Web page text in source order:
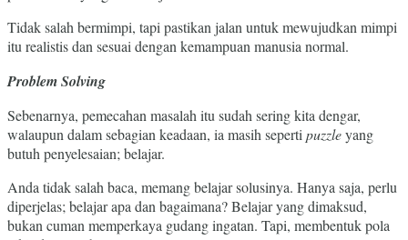
Tidak salah bermimpi, tapi pastikan jalan untuk mewujudkan mimpi
itu realistis dan sesuai dengan kemampuan manusia normal.
Problem Solving
Sebenarnya, pemecahan masalah itu sudah sering kita dengar,
walaupun dalam sebagian keadaan, ia masih seperti puzzleyang
butuh penyelesaian; belajar.
Anda tidak salah baca, memang belajar solusinya. Hanya saja, perlu
diperjelas; belajar apa dan bagaimana? Belajar yang dimaksud,
bukan cuman memperkaya gudang ingatan. Tapi, membentuk pola